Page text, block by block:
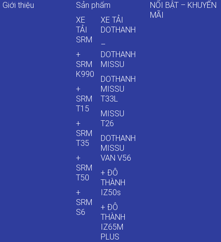
Giới thiệu
Sản phẩm
XE
TẢI
SRM
+
SRM
K990
+
SRM
T15
+
SRM
T35
+
SRM
T50
+
SRM
S6
XE TẢI
DOTHANH
–
DOTHANH
MISSU
DOTHANH
MISSU
T33L
MISSU
T26
DOTHANH
MISSU
VAN V56
+ ĐÔ
THÀNH
IZ50s
+ ĐÔ
THÀNH
IZ65M
PLUS
NỔI BẬT – KHUYẾN
MÃI